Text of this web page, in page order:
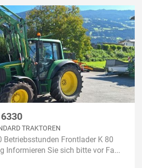
TRAKTOREN
Betriebsstunden Frontlader K 80
Informieren Sie sich bitte vor Fa...